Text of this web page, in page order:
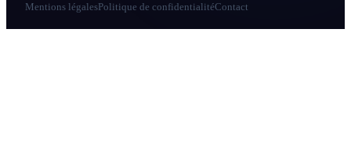
Mentions légales Politique de confidentialitéContact